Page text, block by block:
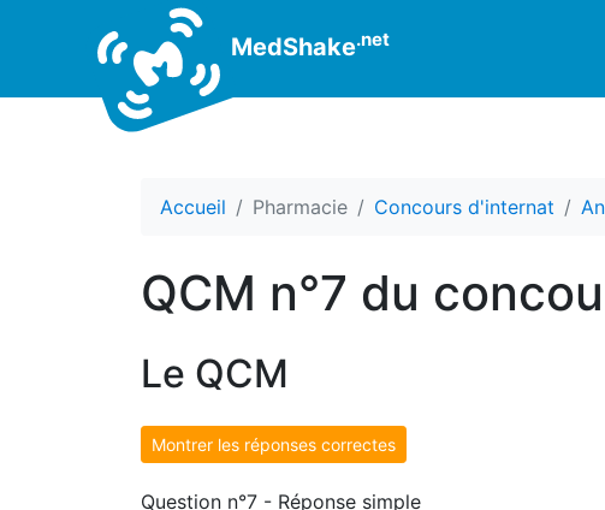
MedShake.net
Accueil Pharmacie Concours d'internat
QCM n°7 du
Le QCM
Montrer les réponses correctes
Question n°7 - Réponse simple